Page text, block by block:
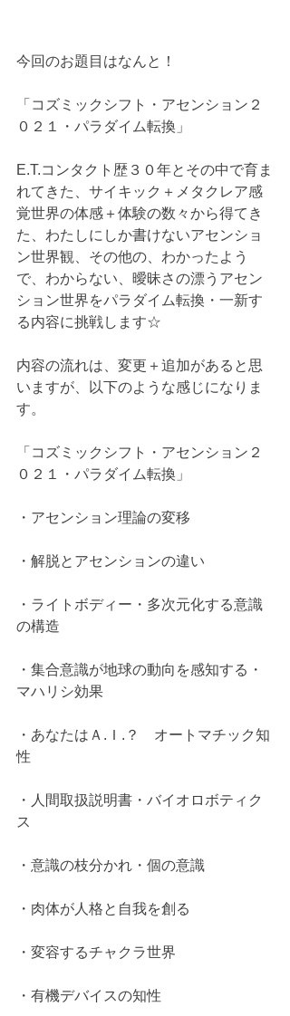
今回のお題目はなんと！
「コズミックシフト・アセンション２
０２１・パラダイム転換」
E.T.コンタクト歴３０年とその中で育ま
れてきた、サイキック＋メタクレア感
覚世界の体感＋体験の数々から得てき
た、わたしにしか書けないアセンショ
ン世界観、その他の、わかったよう
で、わからない、曖昧さの漂うアセン
ション世界をパラダイム転換・一新す
る内容に挑戦します☆
内容の流れは、変更＋追加があると思
いますが、以下のような感じになりま
す。
「コズミックシフト・アセンション２
０２１・パラダイム転換」
・アセンション理論の変移
・解脱とアセンションの違い
・ライトボディー・多次元化する意識
の構造
・集合意識が地球の動向を感知する・
マハリシ効果
・あなたはＡ.Ｉ.？　オートマチック知
性
・人間取扱説明書・バイオロボティク
ス
・意識の枝分かれ・個の意識
・肉体が人格と自我を創る
・変容するチャクラ世界
・有機デバイスの知性